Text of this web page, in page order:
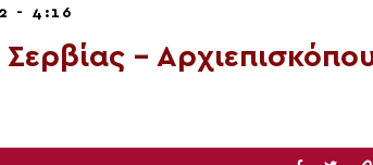
- 4:16
–